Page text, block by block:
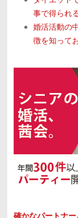
事で得られ
婚活活動の
徴を知って
確かなパートナ